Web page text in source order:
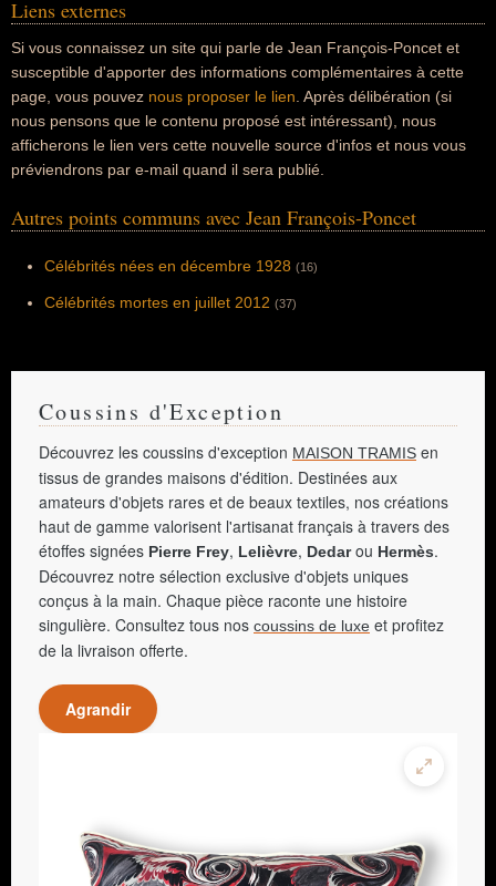
Liens externes
Si vous connaissez un site qui parle de Jean François-Poncet et
susceptible d'apporter des informations complémentaires à cette
page, vous pouvez nous proposer le lien . Après délibération (si
nous pensons que le contenu proposé est intéressant), nous
afficherons le lien vers cette nouvelle source d'infos et nous vous
préviendrons par e-mail quand il sera publié.
Autres points communs avec Jean François-Poncet
Célébrités nées en décembre 1928 (16)
Célébrités mortes en juillet 2012 (37)
Coussins d'Exception
Découvrez les coussins d'exception MAISON TRAMIS en
tissus de grandes maisons d'édition. Destinées aux
amateurs d'objets rares et de beaux textiles, nos créations
haut de gamme valorisent l'artisanat français à travers des
étoffes signées Pierre Frey, Lelièvre, Dedarou Hermès.
Découvrez notre sélection exclusive d'objets uniques
conçus à la main. Chaque pièce raconte une histoire
singulière. Consultez tous nos coussins de luxe et profitez
de la livraison offerte.
Agrandir